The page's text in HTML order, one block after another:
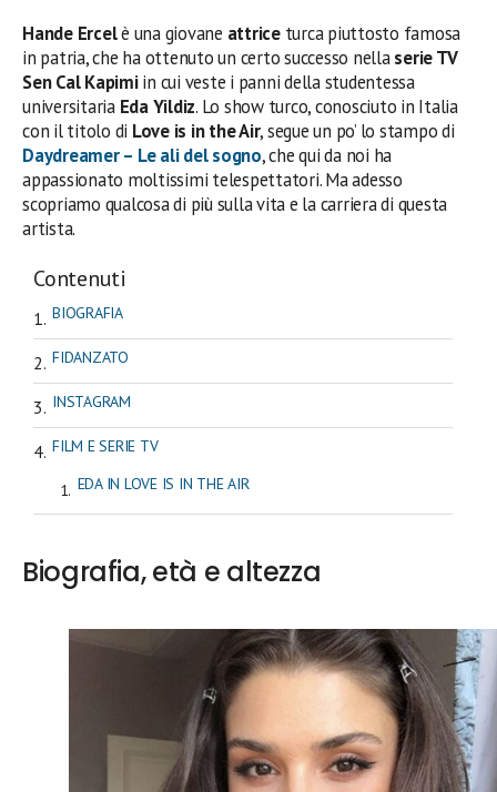
Hande Ercelè una giovane attriceturca piuttosto famosa
in patria, che ha ottenuto un certo successo nellaserie TV
Sen Cal Kapimiin cui veste i panni della studentessa
universitaria Eda Yildiz. Lo show turco, conosciuto in Italia
con il titolo di Love is in the Air, segue un po’ lo stampo di
Daydreamer – Le ali del sogno, che qui da noi ha
appassionato moltissimi telespettatori. Ma adesso
scopriamo qualcosa di più sulla vita e la carriera di questa
artista.
Contenuti
BIOGRAFIA
FIDANZATO
INSTAGRAM
FILM E SERIE TV
EDA IN LOVE IS IN THE AIR
Biografia, età e altezza